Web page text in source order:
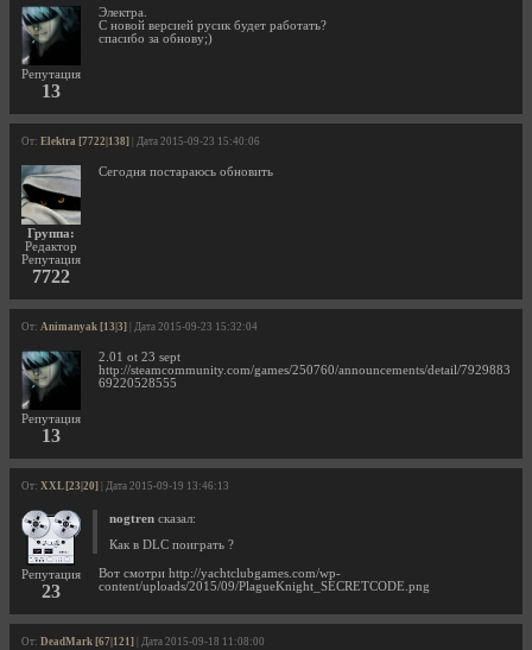
Репутация
13
Электра.
С новой версией русик будет работать?
спасибо за обнову;)
От: Elektra [7722|138] | Дата 2015-09-23 15:40:06
Группа:
Редактор
Репутация
7722
Сегодня постараюсь обновить
От: Animanyak [13|3] | Дата 2015-09-23 15:32:04
Репутация
13
2.01 ot 23 sept
http://steamcommunity.com/games/250760/announcements/detail/7929883
69220528555
От: XXL [23|20] | Дата 2015-09-19 13:46:13
Репутация
23
nogtren сказал:
Как в DLC поиграть ?
Вот смотри http://yachtclubgames.com/wp-
content/uploads/2015/09/PlagueKnight_SECRETCODE.png
От: DeadMark [67|121] | Дата 2015-09-18 11:08:00